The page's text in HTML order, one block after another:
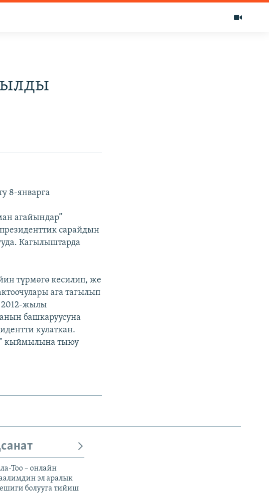
8-январга
агайындар”
сарайдын
Кагылыштарда
түрмөгө кесилип, же
ага тагылып
2012-жылы
башкаруусуна
кулаткан.
кыймылына тыюу
Тоо – онлайн
эл аралык
болууга тийиш